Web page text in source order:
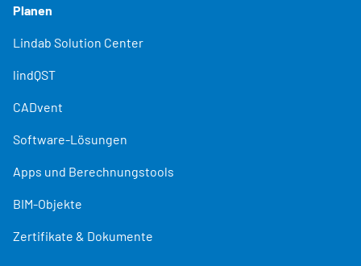
Planen
Lindab Solution Center
lindQST
CADvent
Software-Lösungen
Apps und Berechnungstools
BIM-Objekte
Zertifikate & Dokumente